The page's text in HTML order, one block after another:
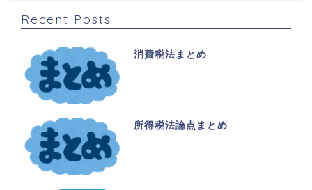
Recent Posts
消費税法まとめ
所得税法論点まとめ